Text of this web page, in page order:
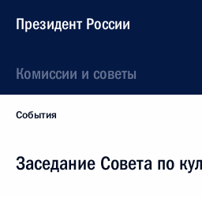
Президент России
Комиссии и советы
События
Заседание Совета по